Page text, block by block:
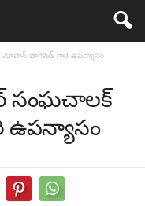
డా మోహన్ భాగవత్ గారి ఉపన్యాసం
సంఘచాలక్